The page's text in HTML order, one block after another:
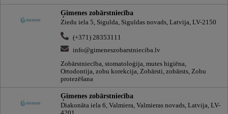
Ģimenes zobārstniecība
Ziedu iela 5, Sigulda, Siguldas novads, Latvija, LV-2150
(+371) 28353111
info@gimeneszobarstnieciba.lv
Zobārstniecība, stomatoloģija, mutes higiēna,
Ortodontija, zobu korekcija, Zobārsti, zobārsts, Zobu
protezēšana
Ģimenes zobārstniecība
Diakonāta iela 6, Valmiera, Valmieras novads, Latvija, LV-